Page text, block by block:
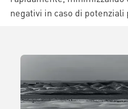
negativi in caso di